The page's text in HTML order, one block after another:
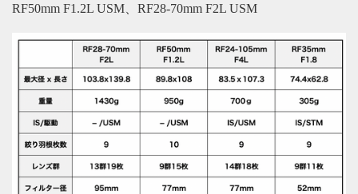
RF50mm F1.2L USM、RF28-70mm F2L USM